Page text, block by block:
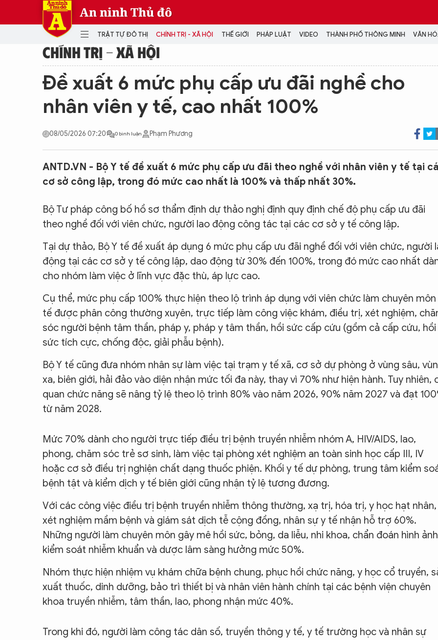
An ninh Thủ đô
TRẬT TỰ ĐÔ THỊ CHÍNH TRỊ - XÃ HỘI THẾ GIỚI PHÁP LUẬT VIDEO THÀNH PHỐ THÔNG MINH VĂN
CHÍNH TRỊ - XÃ HỘI
Đại hội Đảng
THẾ GIỚI PHÁP LUẬT
THÀNH PHỐ THÔNG MINH
THỂ THAO
SỐNG Ở HÀ NỘI
KINH DOANH
MULTIMEDIA
Podcast
Video
Infographic
CON ĐƯỜNG KHỞI NGHIỆP
LỊCH VẠN SỰ
CHÍNH TRỊ - XÃ HỘI
Đề xuất 6 mức phụ cấp ưu đãi nghề cho
nhân viên y tế, cao nhất 100%
08/05/2026 07:20 0 bình luận Phạm Phương
ANTD.VN - Bộ Y tế đề xuất 6 mức phụ cấp ưu đãi theo nghề với nhân viên y tế tại
cơ sở công lập, trong đó mức cao nhất là 100% và thấp nhất 30%.
Bộ Tư pháp công bố hồ sơ thẩm định dự thảo nghị định quy định chế độ phụ cấp ưu đãi
theo nghề đối với viên chức, người lao động công tác tại các cơ sở y tế công lập.
Tại dự thảo, Bộ Y tế đề xuất áp dụng 6 mức phụ cấp ưu đãi nghề đối với viên chức, người
động tại các cơ sở y tế công lập, dao động từ 30% đến 100%, trong đó mức cao nhất
cho nhóm làm việc ở lĩnh vực đặc thù, áp lực cao.
Cụ thể, mức phụ cấp 100% thực hiện theo lộ trình áp dụng với viên chức làm chuyên môn
tế được phân công thường xuyên, trực tiếp làm công việc khám, điều trị, xét nghiệm,
sóc người bệnh tâm thần, pháp y, pháp y tâm thần, hồi sức cấp cứu (gồm cả cấp cứu, hồi
sức tích cực, chống độc, giải phẫu bệnh).
Bộ Y tế cũng đưa nhóm nhân sự làm việc tại trạm y tế xã, cơ sở dự phòng ở vùng sâu,
xa, biên giới, hải đảo vào diện nhận mức tối đa này, thay vì 70% như hiện hành. Tuy nhiên,
quan chức năng sẽ nâng tỷ lệ theo lộ trình 80% vào năm 2026, 90% năm 2027 và đạt
từ năm 2028.
Mức 70% dành cho người trực tiếp điều trị bệnh truyền nhiễm nhóm A, HIV/AIDS, lao,
phong, chăm sóc trẻ sơ sinh, làm việc tại phòng xét nghiệm an toàn sinh học cấp III, IV
hoặc cơ sở điều trị nghiện chất dạng thuốc phiện. Khối y tế dự phòng, trung tâm kiểm
bệnh tật và kiểm dịch y tế biên giới cũng nhận tỷ lệ tương đương.
Với các công việc điều trị bệnh truyền nhiễm thông thường, xạ trị, hóa trị, y học hạt nhân,
xét nghiệm mầm bệnh và giám sát dịch tễ cộng đồng, nhân sự y tế nhận hỗ trợ 60%.
Những người làm chuyên môn gây mê hồi sức, bỏng, da liễu, nhi khoa, chẩn đoán hình
kiểm soát nhiễm khuẩn và dược lâm sàng hưởng mức 50%.
Nhóm thực hiện nhiệm vụ khám chữa bệnh chung, phục hồi chức năng, y học cổ truyền,
xuất thuốc, dinh dưỡng, bảo trì thiết bị và nhân viên hành chính tại các bệnh viện chuyên
khoa truyền nhiễm, tâm thần, lao, phong nhận mức 40%.
Trong khi đó, người làm công tác dân số, truyền thông y tế, y tế trường học và nhân sự